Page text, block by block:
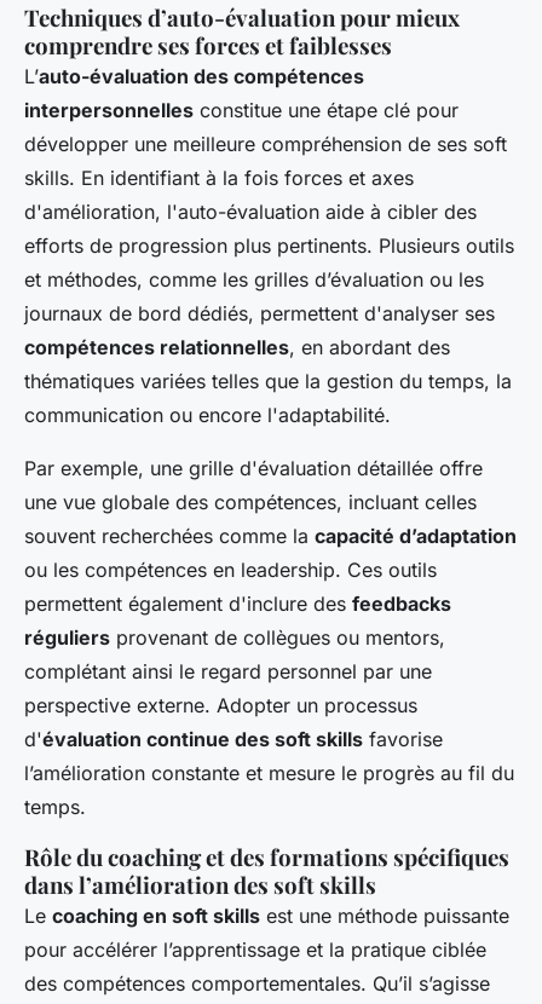
Techniques d’auto-évaluation pour mieux
comprendre ses forces et faiblesses
L’auto-évaluation des compétences
interpersonnelles constitue une étape clé pour
développer une meilleure compréhension de ses soft
skills. En identifiant à la fois forces et axes
d'amélioration, l'auto-évaluation aide à cibler des
efforts de progression plus pertinents. Plusieurs outils
et méthodes, comme les grilles d’évaluation ou les
journaux de bord dédiés, permettent d'analyser ses
compétences relationnelles, en abordant des
thématiques variées telles que la gestion du temps, la
communication ou encore l'adaptabilité.
Par exemple, une grille d'évaluation détaillée offre
une vue globale des compétences, incluant celles
souvent recherchées comme la capacité d’adaptation
ou les compétences en leadership. Ces outils
permettent également d'inclure des feedbacks
réguliers provenant de collègues ou mentors,
complétant ainsi le regard personnel par une
perspective externe. Adopter un processus
d'évaluation continue des soft skills favorise
l’amélioration constante et mesure le progrès au fil du
temps.
Rôle du coaching et des formations spécifiques
dans l’amélioration des soft skills
Le coaching en soft skills est une méthode puissante
pour accélérer l’apprentissage et la pratique ciblée
des compétences comportementales. Qu’il s’agisse